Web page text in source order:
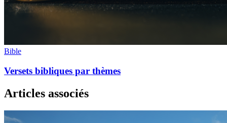
Bible
Versets bibliques par thèmes
Articles associés